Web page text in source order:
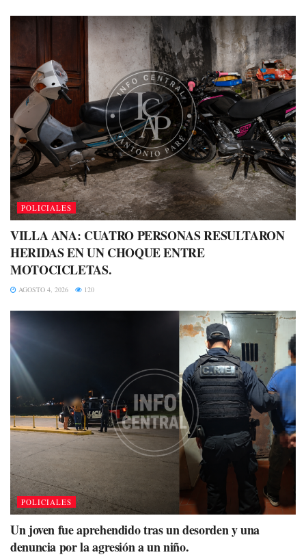
POLICIALES
VILLA ANA: CUATRO PERSONAS RESULTARON
HERIDAS EN UN CHOQUE ENTRE
MOTOCICLETAS.
AGOSTO 4, 2026 120
POLICIALES
Un joven fue aprehendido tras un desorden y una
denuncia por la agresión a un niño.